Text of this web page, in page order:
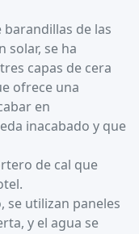
barandillas de las
solar, se ha
capas de cera
ofrece una
en
inacabado y que
de cal que
se utilizan paneles
y el agua se